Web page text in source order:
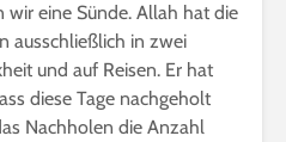
wir eine Sünde. Allah hat die
ausschließlich in zwei
und auf Reisen. Er hat
diese Tage nachgeholt
Nachholen die Anzahl